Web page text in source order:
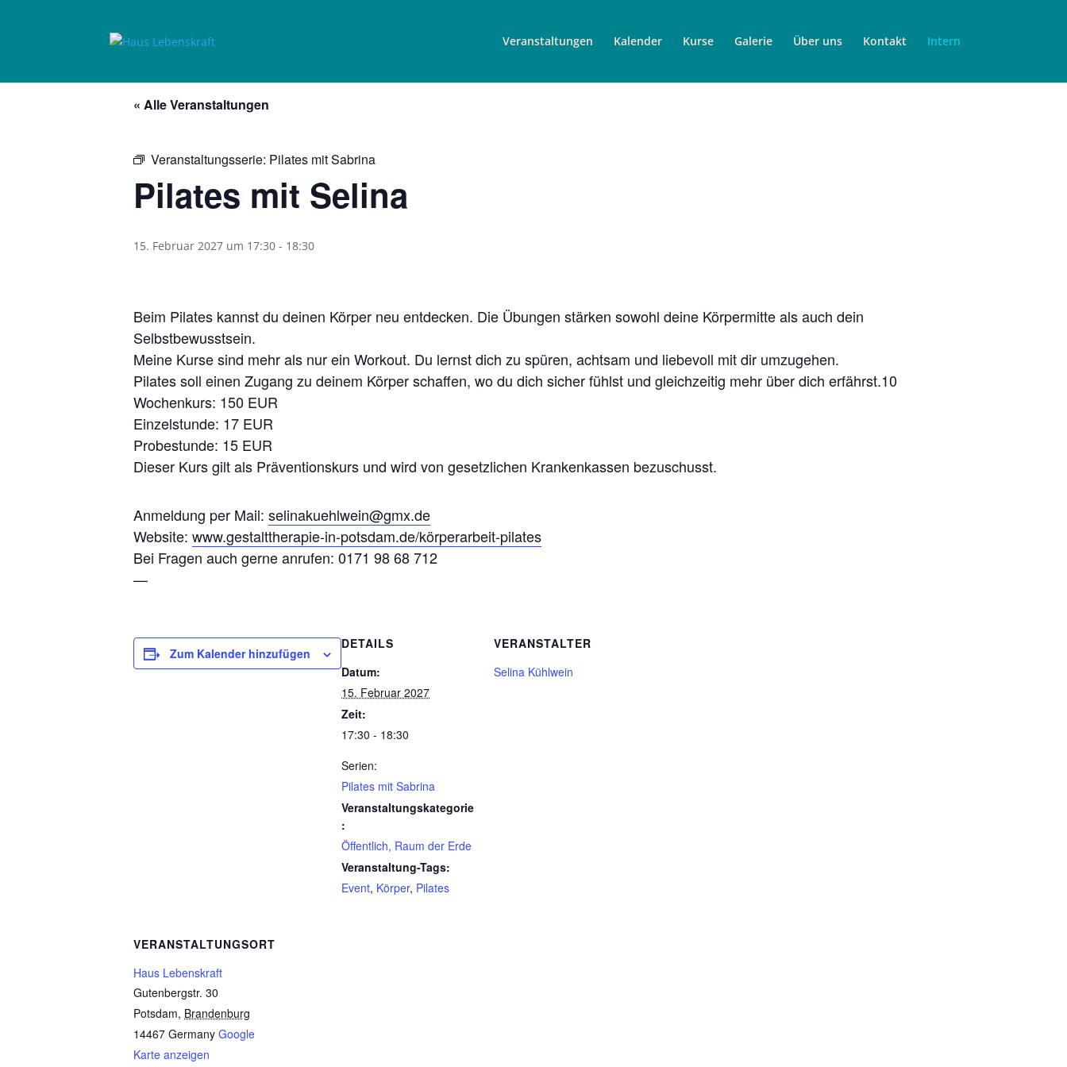
Veranstaltungen Kalender Kurse Galerie Über uns Kontakt Intern
« Alle Veranstaltungen
Veranstaltungsserie: Pilates mit Sabrina
Pilates mit Selina
15. Februar 2027 um 17:30 - 18:30
Beim Pilates kannst du deinen Körper neu entdecken. Die Übungen stärken sowohl deine Körpermitte als auch dein
Selbstbewusstsein.
Meine Kurse sind mehr als nur ein Workout. Du lernst dich zu spüren, achtsam und liebevoll mit dir umzugehen.
Pilates soll einen Zugang zu deinem Körper schaffen, wo du dich sicher fühlst und gleichzeitig mehr über dich erfährst.10
Wochenkurs: 150 EUR
Einzelstunde: 17 EUR
Probestunde: 15 EUR
Dieser Kurs gilt als Präventionskurs und wird von gesetzlichen Krankenkassen bezuschusst.
Anmeldung per Mail: selinakuehlwein@gmx.de
Website: www.gestalttherapie-in-potsdam.de/körperarbeit-pilates
Bei Fragen auch gerne anrufen: 0171 98 68 712
—
Zum Kalender hinzufügen
DETAILS
Datum:
15. Februar 2027
Zeit:
17:30 - 18:30
Serien:
Pilates mit Sabrina
Veranstaltungskategorie
:
Öffentlich, Raum der Erde
Veranstaltung-Tags:
Event, Körper, Pilates
VERANSTALTER
Selina Kühlwein
VERANSTALTUNGSORT
Haus Lebenskraft
Gutenbergstr. 30
Potsdam, Brandenburg
14467 Germany Google
Karte anzeigen